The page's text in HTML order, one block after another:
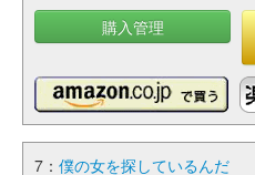
購入管理
7： 僕の女を探しているんだ